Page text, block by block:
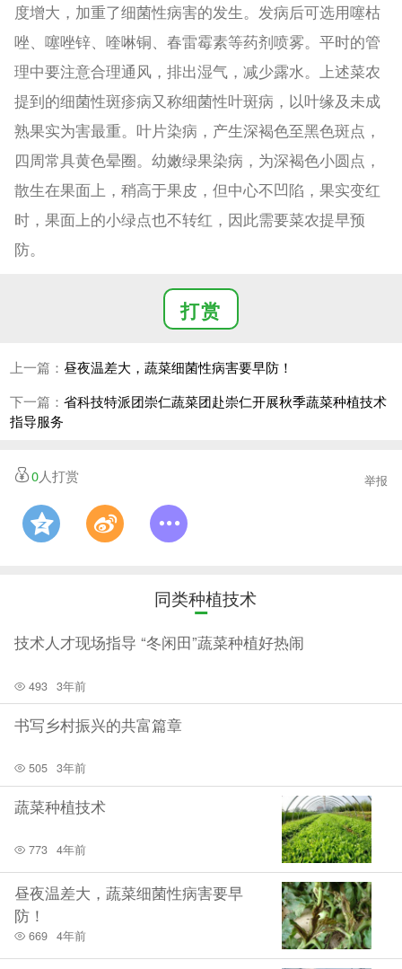
度增大，加重了细菌性病害的发生。发病后可选用噻枯
唑、噻唑锌、喹啉铜、春雷霉素等药剂喷雾。平时的管
理中要注意合理通风，排出湿气，减少露水。上述菜农
提到的细菌性斑疹病又称细菌性叶斑病，以叶缘及未成
熟果实为害最重。叶片染病，产生深褐色至黑色斑点，
四周常具黄色晕圈。幼嫩绿果染病，为深褐色小圆点，
散生在果面上，稍高于果皮，但中心不凹陷，果实变红
时，果面上的小绿点也不转红，因此需要菜农提早预
防。
打赏
上一篇： 昼夜温差大，蔬菜细菌性病害要早防！
下一篇： 省科技特派团崇仁蔬菜团赴崇仁开展秋季蔬菜种植技术
指导服务
0人打赏 举报
同类种植技术
技术人才现场指导 “冬闲田”蔬菜种植好热闹
493 3年前
书写乡村振兴的共富篇章
505 3年前
蔬菜种植技术
773 4年前
昼夜温差大，蔬菜细菌性病害要早
防！
669 4年前